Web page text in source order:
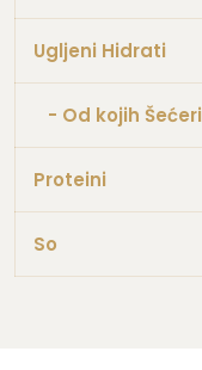
Ugljeni Hidrati
- Od kojih Šećeri
Proteini
So